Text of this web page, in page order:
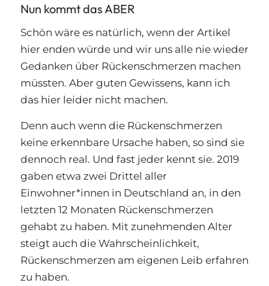
Nun kommt das ABER
Schön wäre es natürlich, wenn der Artikel
hier enden würde und wir uns alle nie wieder
Gedanken über Rückenschmerzen machen
müssten. Aber guten Gewissens, kann ich
das hier leider nicht machen.
Denn auch wenn die Rückenschmerzen
keine erkennbare Ursache haben, so sind sie
dennoch real. Und fast jeder kennt sie. 2019
gaben etwa zwei Drittel aller
Einwohner*innen in Deutschland an, in den
letzten 12 Monaten Rückenschmerzen
gehabt zu haben. Mit zunehmenden Alter
steigt auch die Wahrscheinlichkeit,
Rückenschmerzen am eigenen Leib erfahren
zu haben.